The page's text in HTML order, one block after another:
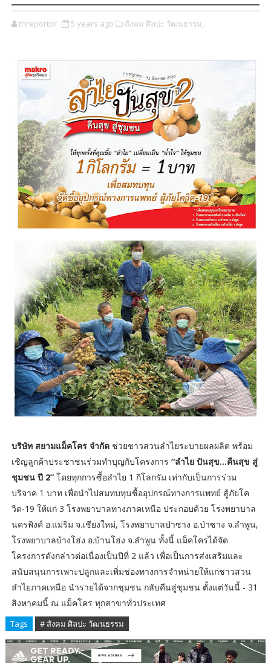
threportor 5 years ago สังคม ศิลปะ วัฒนธรรม,
บริษัท สยามแม็คโคร จำกัดช่วยชาวสวนลำไยระบายผลผลิต พร้อม
เชิญลูกค้าประชาชนร่วมทำบุญกับโครงการ “ลำไย ปันสุข...คืนสุข สู่
ชุมชน ปี 2”โดยทุกการซื้อลำไย 1 กิโลกรัม เท่ากับเป็นการร่วม
บริจาค 1 บาท เพื่อนำไปสมทบทุนซื้ออุปกรณ์ทางการแพทย์ สู้ภัยโค
วิด-19 ให้แก่ 3 โรงพยาบาลทางภาคเหนือ ประกอบด้วย โรงพยาบาล
นครพิงค์ อ.แม่ริม จ.เชียงใหม่, โรงพยาบาลป่าซาง อ.ป่าซาง จ.ลำพูน,
โรงพยาบาลบ้างโฮ่ง อ.บ้านโฮ่ง จ.ลำพูน ทั้งนี้ แม็คโครได้จัด
โครงการดังกล่าวต่อเนื่องเป็นปีที่ 2 แล้ว เพื่อเป็นการส่งเสริมและ
สนับสนุนการเพาะปลูกและเพิ่มช่องทางการจำหน่ายให้แก่ชาวสวน
ลำไยภาคเหนือ นำรายได้จากชุมชน กลับคืนสู่ชุมชน ตั้งแต่วันนี้ - 31
สิงหาคมนี้ ณ แม็คโคร ทุกสาขาทั่วประเทศ
Tags # สังคม ศิลปะ วัฒนธรรม